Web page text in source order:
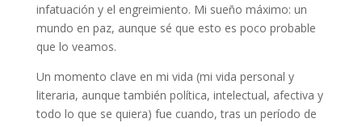
infatuación y el engreimiento. Mi sueño máximo: un
mundo en paz, aunque sé que esto es poco probable
que lo veamos.
Un momento clave en mi vida (mi vida personal y
literaria, aunque también política, intelectual, afectiva y
todo lo que se quiera) fue cuando, tras un período de